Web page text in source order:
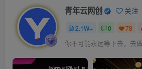
青年云网创 关注
2.1W+ 0 78
你不可能永远等下去，去